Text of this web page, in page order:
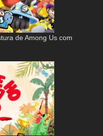
de Among Us com